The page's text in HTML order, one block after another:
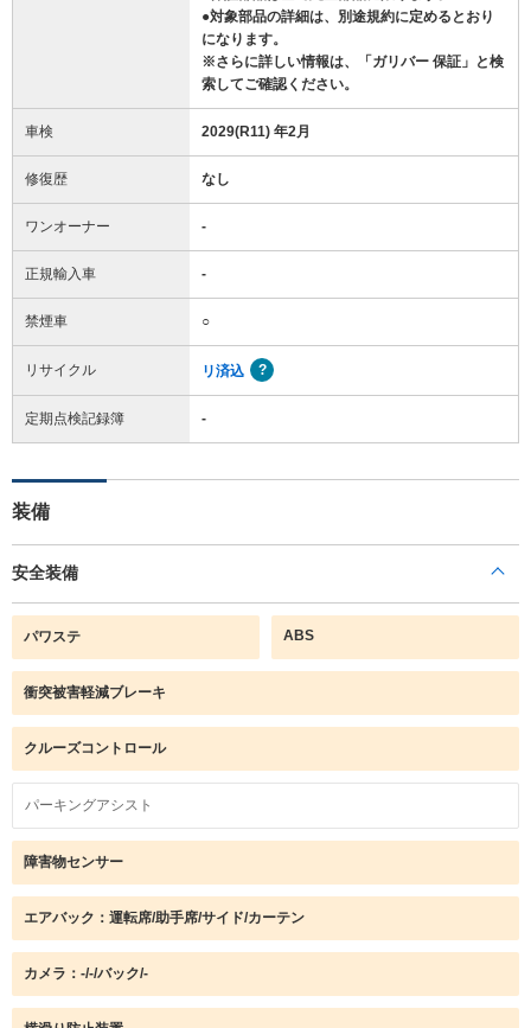
●対象部品の詳細は、別途規約に定めるとおり
になります。
※さらに詳しい情報は、「ガリバー 保証」と検
索してご確認ください。
車検 2029(R11) 年2月
修復歴 なし
ワンオーナー -
正規輸入車 -
禁煙車 ○
リサイクル リ済込
定期点検記録簿 -
装備
安全装備
パワステ ABS
衝突被害軽減ブレーキ
クルーズコントロール
パーキングアシスト
障害物センサー
エアバック：運転席/助手席/サイド/カーテン
カメラ：-/-/バック/-